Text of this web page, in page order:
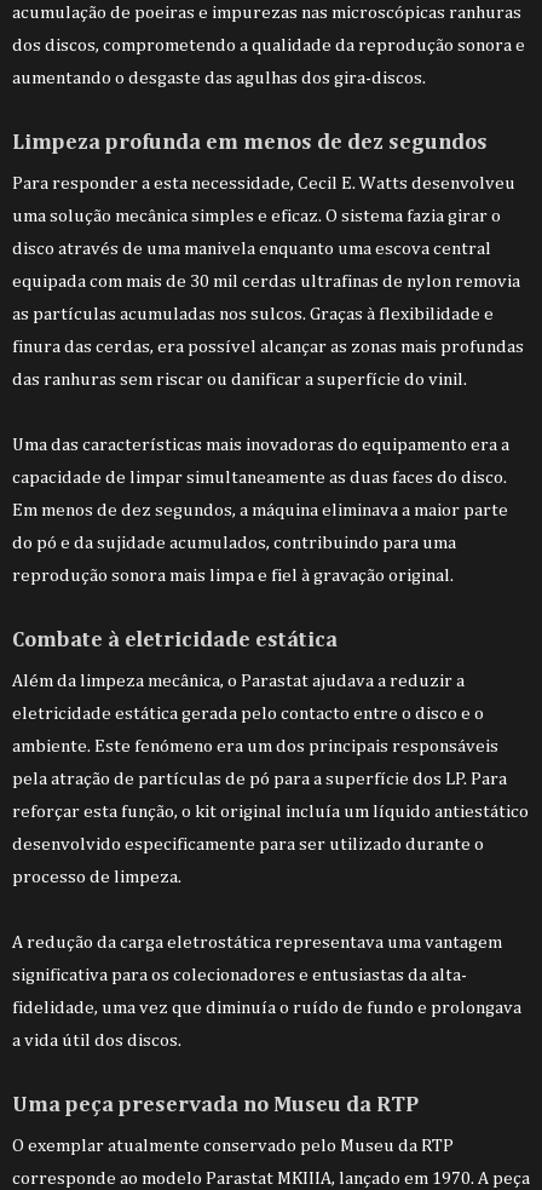
acumulação de poeiras e impurezas nas microscópicas ranhuras
dos discos, comprometendo a qualidade da reprodução sonora e
aumentando o desgaste das agulhas dos gira-discos.
Limpeza profunda em menos de dez segundos
Para responder a esta necessidade, Cecil E. Watts desenvolveu
uma solução mecânica simples e eficaz. O sistema fazia girar o
disco através de uma manivela enquanto uma escova central
equipada com mais de 30 mil cerdas ultrafinas de nylon removia
as partículas acumuladas nos sulcos. Graças à flexibilidade e
finura das cerdas, era possível alcançar as zonas mais profundas
das ranhuras sem riscar ou danificar a superfície do vinil.
Uma das características mais inovadoras do equipamento era a
capacidade de limpar simultaneamente as duas faces do disco.
Em menos de dez segundos, a máquina eliminava a maior parte
do pó e da sujidade acumulados, contribuindo para uma
reprodução sonora mais limpa e fiel à gravação original.
Combate à eletricidade estática
Além da limpeza mecânica, o Parastat ajudava a reduzir a
eletricidade estática gerada pelo contacto entre o disco e o
ambiente. Este fenómeno era um dos principais responsáveis
pela atração de partículas de pó para a superfície dos LP. Para
reforçar esta função, o kit original incluía um líquido antiestático
desenvolvido especificamente para ser utilizado durante o
processo de limpeza.
A redução da carga eletrostática representava uma vantagem
significativa para os colecionadores e entusiastas da alta-
fidelidade, uma vez que diminuía o ruído de fundo e prolongava
a vida útil dos discos.
Uma peça preservada no Museu da RTP
O exemplar atualmente conservado pelo Museu da RTP
corresponde ao modelo Parastat MKIIIA, lançado em 1970. A peça